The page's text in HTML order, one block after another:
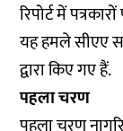
रिपोर्ट में
यह हमले सीएए
द्वारा किए गए हैं.
पहला चरण